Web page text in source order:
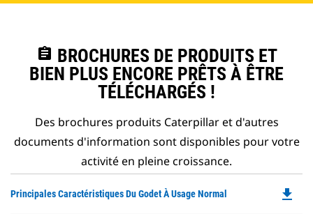
assignment BROCHURES DE PRODUITS ET
BIEN PLUS ENCORE PRÊTS À ÊTRE
TÉLÉCHARGÉS !
Des brochures produits Caterpillar et d'autres
documents d'information sont disponibles pour votre
activité en pleine croissance.
Principales Caractéristiques Du Godet À Usage Normal file_download